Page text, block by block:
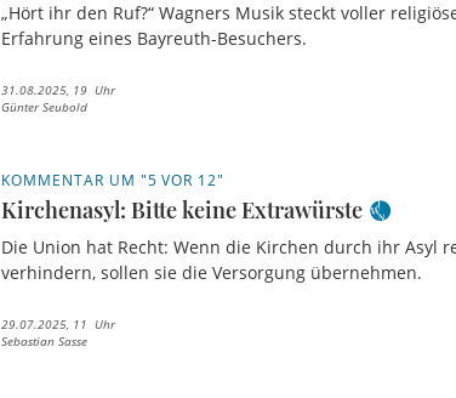
„Hört ihr den Ruf?“ Wagners Musik steckt voller
Erfahrung eines Bayreuth-Besuchers.
31.08.2025, 19 Uhr
Günter Seubold
KOMMENTAR UM "5 VOR 12"
Kirchenasyl: Bitte keine Extrawürste
Die Union hat Recht: Wenn die Kirchen durch ihr Asyl
verhindern, sollen sie die Versorgung übernehmen.
29.07.2025, 11 Uhr
Sebastian Sasse